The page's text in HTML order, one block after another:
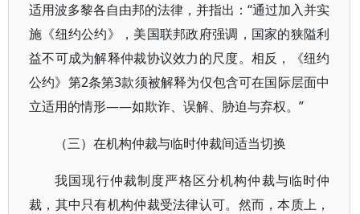
适用波多黎各自由邦的法律，并指出：“通过加入并实
施《纽约公约》，美国联邦政府强调，国家的狭隘利
益不可成为解释仲裁协议效力的尺度。相反，《纽约
公约》第2条第3款须被解释为仅包含可在国际层面中
立适用的情形——如欺诈、误解、胁迫与弃权。”
（三）在机构仲裁与临时仲裁间适当切换
我国现行仲裁制度严格区分机构仲裁与临时仲
裁，其中只有机构仲裁受法律认可。然而，本质上，